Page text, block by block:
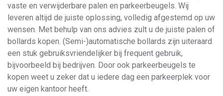
vaste en verwijderbare palen en parkeerbeugels. Wij
leveren altijd de juiste oplossing, volledig afgestemd op uw
wensen. Met behulp van ons advies zult u de juiste palen of
bollards kopen. (Semi-)automatische bollards zijn uiteraard
een stuk gebruiksvriendelijker bij frequent gebruik,
bijvoorbeeld bij bedrijven. Door ook parkeerbeugels te
kopen weet u zeker dat u iedere dag een parkeerplek voor
uw eigen kantoor heeft.